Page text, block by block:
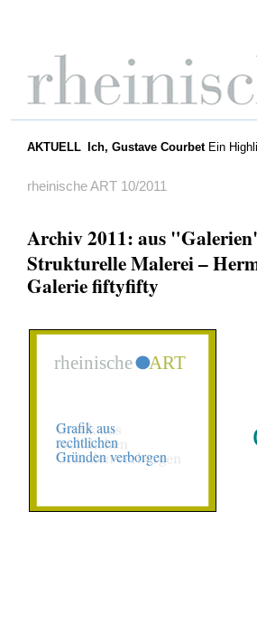
AKTUELL Ich, Gustave CourbetEin
rheinische ART 10/2011
Archiv 2011: aus
Strukturelle Malerei –
Galerie fiftyfifty